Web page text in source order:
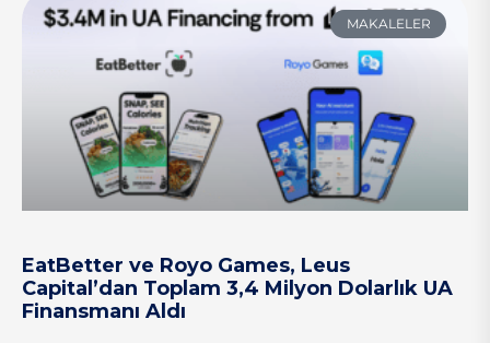
MAKALELER
EatBetter ve Royo Games, Leus
Capital’dan Toplam 3,4 Milyon Dolarlık UA
Finansmanı Aldı